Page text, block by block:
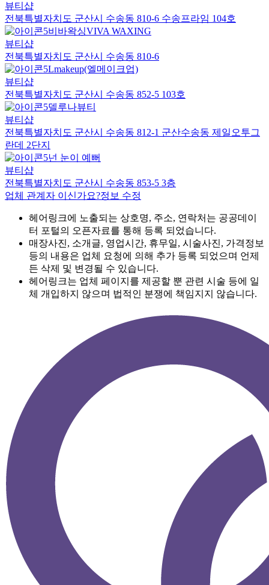
뷰티샵
전북특별자치도 군산시 수송동 810-6 수송프라임 104호
비바왁싱VIVA WAXING
뷰티샵
전북특별자치도 군산시 수송동 810-6
Lmakeup(엘메이크업)
뷰티샵
전북특별자치도 군산시 수송동 852-5 103호
델루나뷰티
뷰티샵
전북특별자치도 군산시 수송동 812-1 군산수송동 제일오투그
란데 2단지
넌 눈이 예뻐
뷰티샵
전북특별자치도 군산시 수송동 853-5 3층
업체 관계자 이신가요?정보 수정
헤어링크에 노출되는 상호명, 주소, 연락처는 공공데이
터 포털의 오픈자료를 통해 등록 되었습니다.
매장사진, 소개글, 영업시간, 휴무일, 시술사진, 가격정보
등의 내용은 업체 요청에 의해 추가 등록 되었으며 언제
든 삭제 및 변경될 수 있습니다.
헤어링크는 업체 페이지를 제공할 뿐 관련 시술 등에 일
체 개입하지 않으며 법적인 분쟁에 책임지지 않습니다.